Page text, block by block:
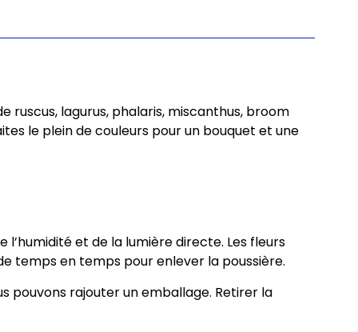
ruscus, lagurus, phalaris, miscanthus, broom
le plein de couleurs pour un bouquet et une
et de la lumière directe. Les fleurs
temps en temps pour enlever la poussière.
pouvons rajouter un emballage. Retirer la